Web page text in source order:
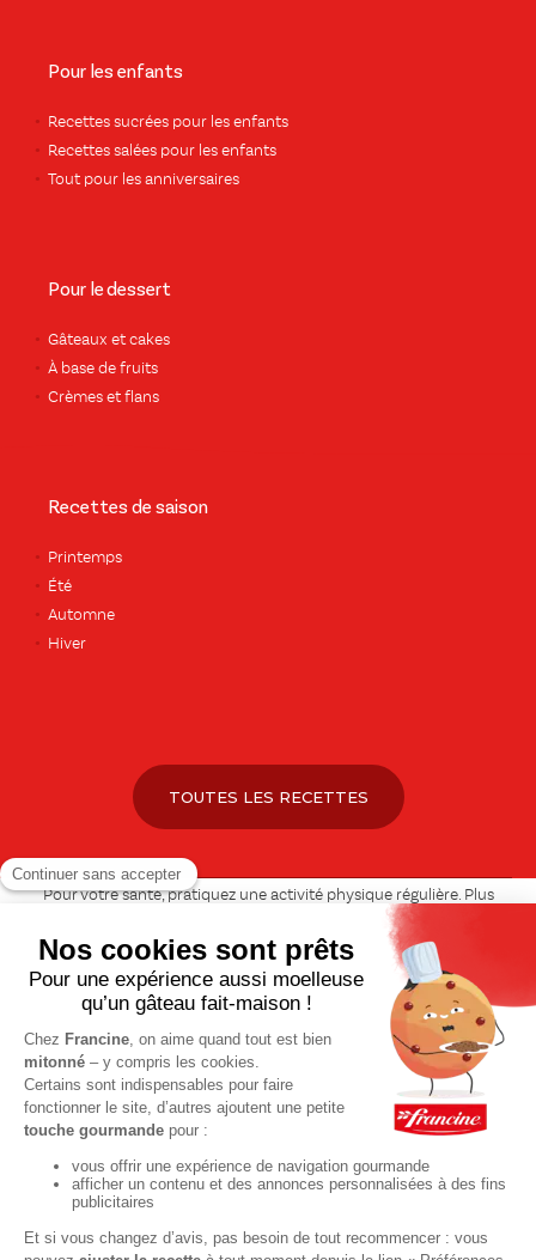
Pour les enfants
Recettes sucrées pour les enfants
Recettes salées pour les enfants
Tout pour les anniversaires
Pour le dessert
Gâteaux et cakes
À base de fruits
Crèmes et flans
Recettes de saison
Printemps
Été
Automne
Hiver
TOUTES LES RECETTES
Pour votre santé, pratiquez une activité physique régulière. Plus